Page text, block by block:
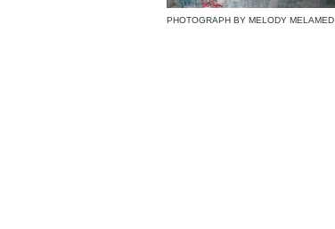
PHOTOGRAPH BY MELODY MELAMED